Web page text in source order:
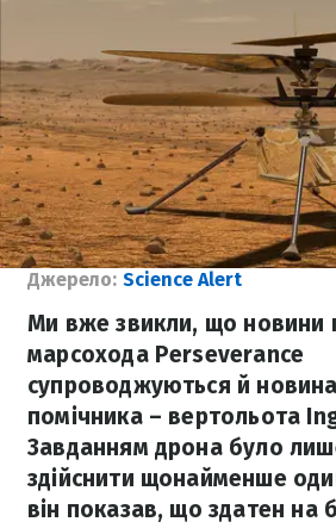
Джерело: Science Alert
Ми вже звикли, що новини
марсохода Perseverance
супроводжуються й
помічника – вертольота
Завданням дрона було
здійснити щонайменше
він показав, що здатен на